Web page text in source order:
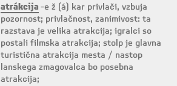
atrákcija -e ž (á) kar privlači, vzbuja
pozornost; privlačnost, zanimivost: ta
razstava je velika atrakcija; igralci so
postali filmska atrakcija; stolp je glavna
turistična atrakcija mesta / nastop
lanskega zmagovalca bo posebna
atrakcija;